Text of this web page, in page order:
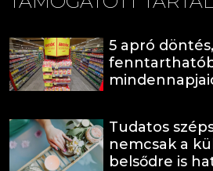
5 apró
Tudatos
nemcsak a
belsődre is